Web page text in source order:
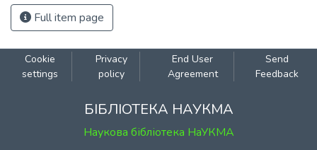
Full item page
Cookie
settings
Privacy
policy
End User
Agreement
Send
Feedback
БІБЛІОТЕКА НАУКМА
Наукова бібліотека НаУКМА